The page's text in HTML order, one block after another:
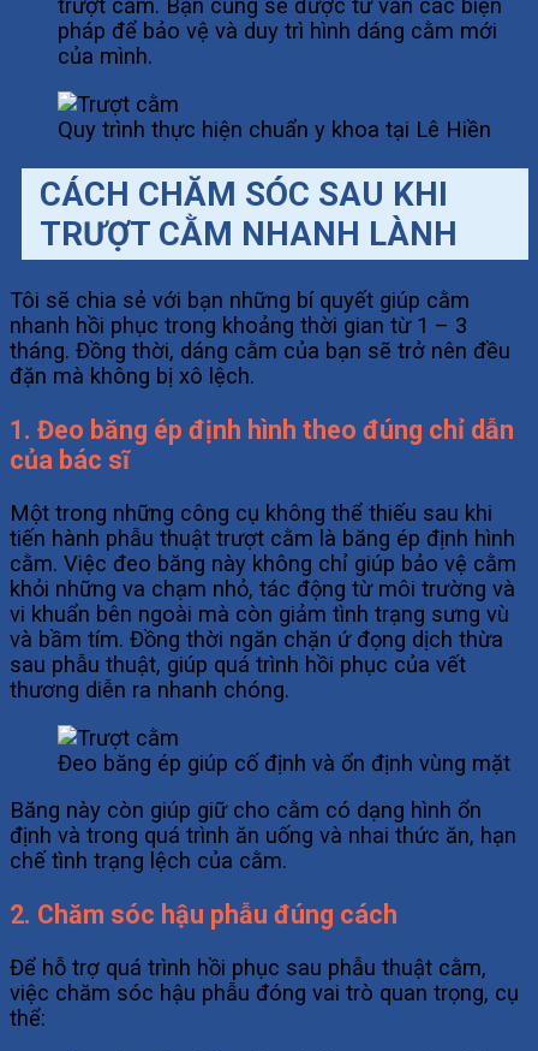
trượt cằm. Bạn cũng sẽ được tư vấn các biện
pháp để bảo vệ và duy trì hình dáng cằm mới
của mình.
Quy trình thực hiện chuẩn y khoa tại Lê Hiền
CÁCH CHĂM SÓC SAU KHI
TRƯỢT CẰM NHANH LÀNH
Tôi sẽ chia sẻ với bạn những bí quyết giúp cằm
nhanh hồi phục trong khoảng thời gian từ 1 – 3
tháng. Đồng thời, dáng cằm của bạn sẽ trở nên đều
đặn mà không bị xô lệch.
1. Đeo băng ép định hình theo đúng chỉ dẫn
của bác sĩ
Một trong những công cụ không thể thiếu sau khi
tiến hành phẫu thuật trượt cằm là băng ép định hình
cằm. Việc đeo băng này không chỉ giúp bảo vệ cằm
khỏi những va chạm nhỏ, tác động từ môi trường và
vi khuẩn bên ngoài mà còn giảm tình trạng sưng vù
và bầm tím. Đồng thời ngăn chặn ứ đọng dịch thừa
sau phẫu thuật, giúp quá trình hồi phục của vết
thương diễn ra nhanh chóng.
Đeo băng ép giúp cố định và ổn định vùng mặt
Băng này còn giúp giữ cho cằm có dạng hình ổn
định và trong quá trình ăn uống và nhai thức ăn, hạn
chế tình trạng lệch của cằm.
2. Chăm sóc hậu phẫu đúng cách
Để hỗ trợ quá trình hồi phục sau phẫu thuật cằm,
việc chăm sóc hậu phẫu đóng vai trò quan trọng, cụ
thể: